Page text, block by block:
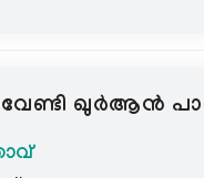
വേണ്ടി ഖുര്‍ആന്‍